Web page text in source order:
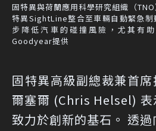
固特異與荷蘭應用科學研究組織（
特異SightLine整合至車輛自動緊急制
步降低汽車的碰撞風險，尤其有
Goodyear提供
固特異高級副總裁兼首
爾塞爾 (Chris Helsel) 表
致力於創新的基石。 透